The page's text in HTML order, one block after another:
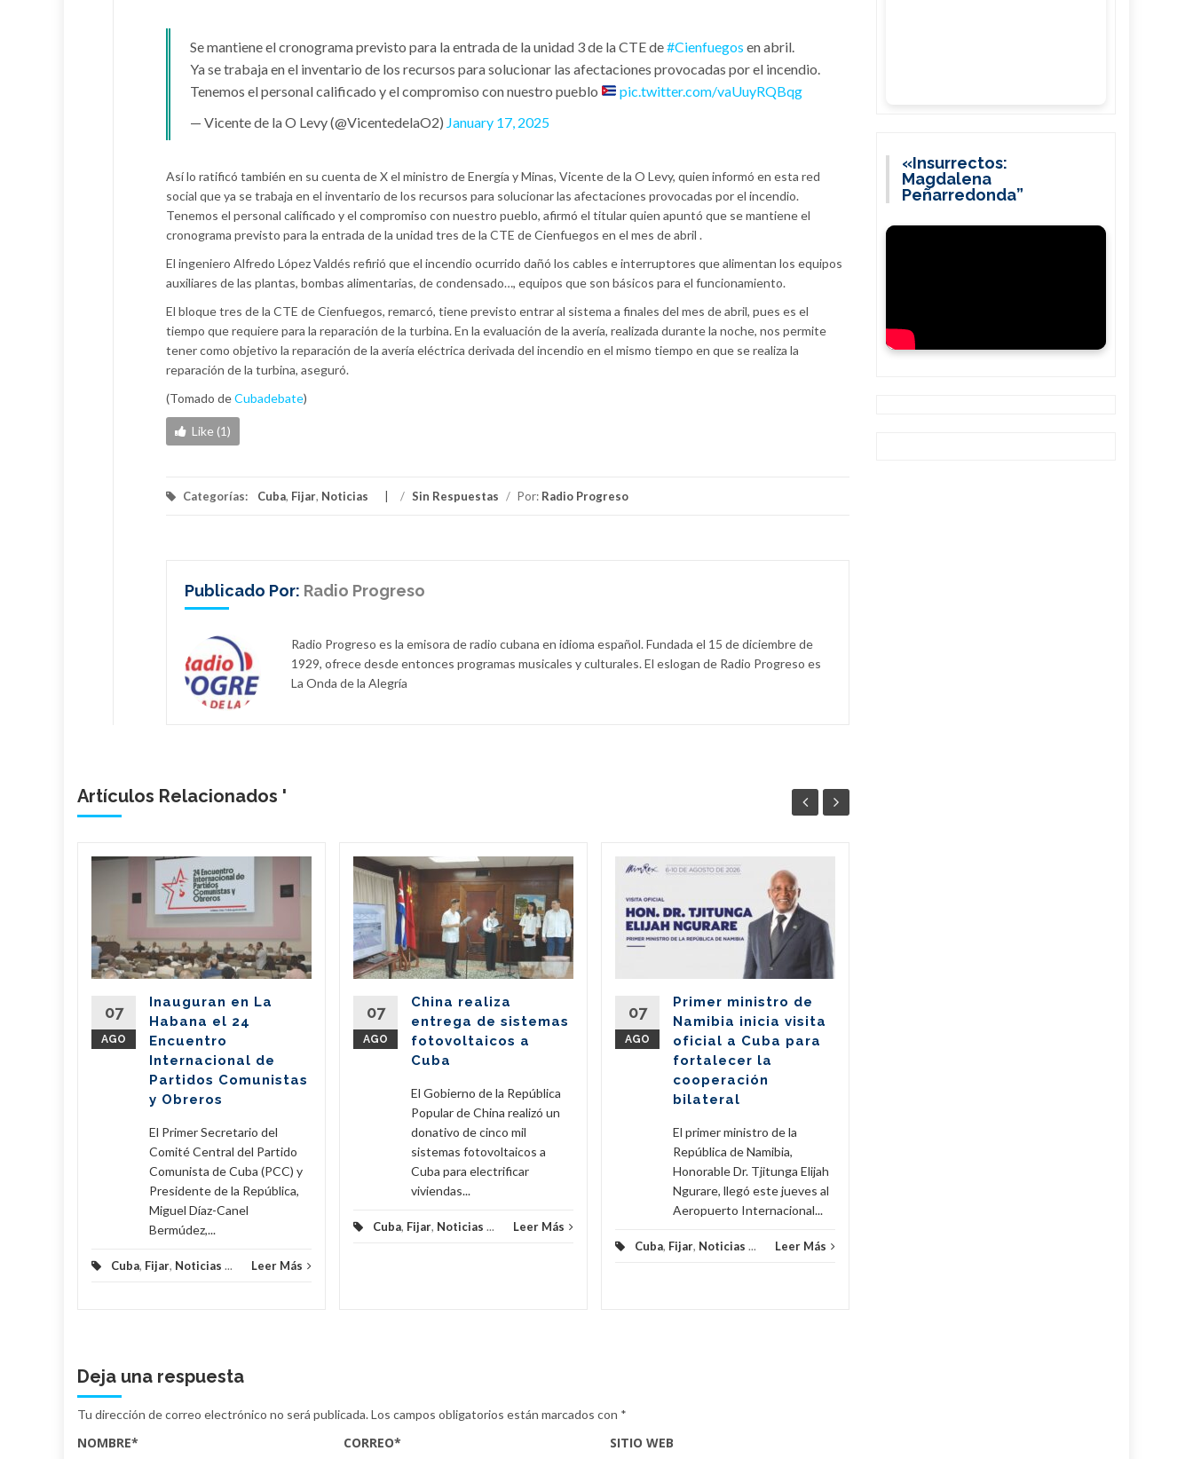
Se mantiene el cronograma previsto para la entrada de la unidad 3 de la CTE de#Cienfuegos en abril.
Ya se trabaja en el inventario de los recursos para solucionar las afectaciones provocadas por el incendio.
Tenemos el personal calificado y el compromiso con nuestro pueblo
pic.twitter.com/vaUuyRQBqg
— Vicente de la O Levy (@VicentedelaO2) January 17, 2025
Así lo ratificó también en su cuenta de X el ministro de Energía y Minas, Vicente de la O Levy, quien informó en esta red
social que ya se trabaja en el inventario de los recursos para solucionar las afectaciones provocadas por el incendio.
Tenemos el personal calificado y el compromiso con nuestro pueblo, afirmó el titular quien apuntó que se mantiene el
cronograma previsto para la entrada de la unidad tres de la CTE de Cienfuegos en el mes de abril .
El ingeniero Alfredo López Valdés refirió que el incendio ocurrido dañó los cables e interruptores que alimentan los equipos
auxiliares de las plantas, bombas alimentarias, de condensado…, equipos que son básicos para el funcionamiento.
El bloque tres de la CTE de Cienfuegos, remarcó, tiene previsto entrar al sistema a finales del mes de abril, pues es el
tiempo que requiere para la reparación de la turbina. En la evaluación de la avería, realizada durante la noche, nos permite
tener como objetivo la reparación de la avería eléctrica derivada del incendio en el mismo tiempo en que se realiza la
reparación de la turbina, aseguró.
(Tomado deCubadebate)
Like (1)
Categorías: Cuba, Fijar, Noticias / Sin Respuestas / Por: Radio Progreso
Publicado Por: Radio Progreso
Radio Progreso es la emisora de radio cubana en idioma español. Fundada el 15 de diciembre de
1929, ofrece desde entonces programas musicales y culturales. El eslogan de Radio Progreso es
La Onda de la Alegría
Artículos Relacionados '
07
AGO
Inauguran en La
Habana el 24
Encuentro
Internacional de
Partidos Comunistas
y Obreros
El Primer Secretario del
Comité Central del Partido
Comunista de Cuba (PCC) y
Presidente de la República,
Miguel Díaz-Canel
Bermúdez,...
Cuba, Fijar, Noticias ... Leer Más
07
AGO
China realiza
entrega de sistemas
fotovoltaicos a
Cuba
El Gobierno de la República
Popular de China realizó un
donativo de cinco mil
sistemas fotovoltaicos a
Cuba para electrificar
viviendas...
Cuba, Fijar, Noticias ... Leer Más
07
AGO
Primer ministro de
Namibia inicia visita
oficial a Cuba para
fortalecer la
cooperación
bilateral
El primer ministro de la
República de Namibia,
Honorable Dr. Tjitunga Elijah
Ngurare, llegó este jueves al
Aeropuerto Internacional...
Cuba, Fijar, Noticias ... Leer Más
Deja una respuesta
Tu dirección de correo electrónico no será publicada.Los campos obligatorios están marcados con *
NOMBRE* CORREO* SITIO WEB
«Insurrectos:
Magdalena
Peñarredonda”